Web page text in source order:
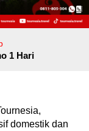
1 Hari
domestik dan